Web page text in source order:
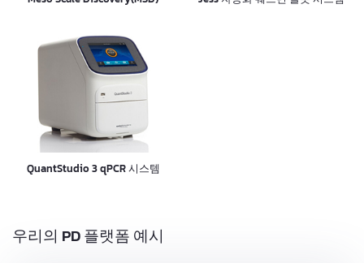
QuantStudio 3 qPCR 시스템
우리의 PD 플랫폼 예시